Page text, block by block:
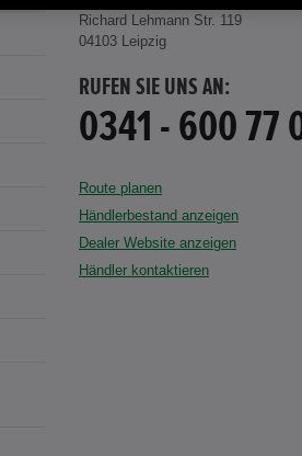
Richard Lehmann Str. 119
04103 Leipzig
RUFEN SIE UNS AN:
0341 - 600 77
Route planen
Händlerbestand anzeigen
Dealer Website anzeigen
Händler kontaktieren